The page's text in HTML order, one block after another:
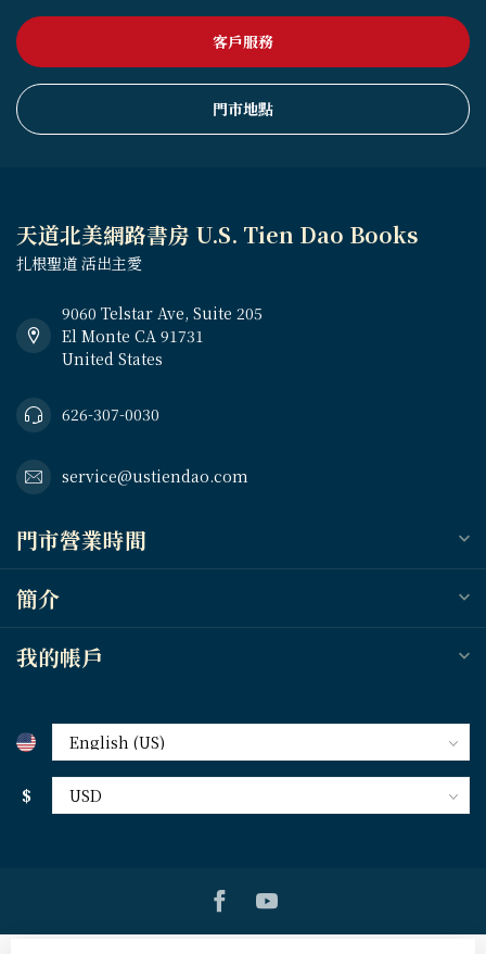
客戶服務
門市地點
天道北美網路書房 U.S. Tien Dao Books
扎根聖道 活出主愛
9060 Telstar Ave, Suite 205
El Monte CA 91731
United States
626-307-0030
service@ustiendao.com
門市營業時間
簡介
我的帳戶
$